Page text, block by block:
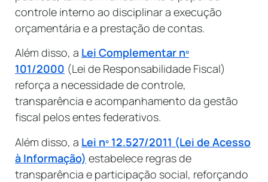
controle interno ao disciplinar a execução
orçamentária e a prestação de contas.
Além disso, a Lei Complementar nº
101/2000 (Lei de Responsabilidade Fiscal)
reforça a necessidade de controle,
transparência e acompanhamento da gestão
fiscal pelos entes federativos.
Além disso, a Lei nº 12.527/2011 (Lei de Acesso
à Informação) estabelece regras de
transparência e participação social, reforçando